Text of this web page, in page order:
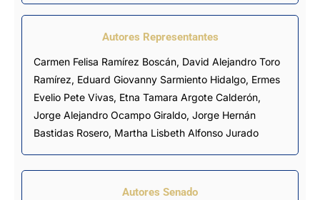
Autores Representantes
Carmen Felisa Ramírez Boscán, David Alejandro Toro
Ramírez, Eduard Giovanny Sarmiento Hidalgo, Ermes
Evelio Pete Vivas, Etna Tamara Argote Calderón,
Jorge Alejandro Ocampo Giraldo, Jorge Hernán
Bastidas Rosero, Martha Lisbeth Alfonso Jurado
Autores Senado